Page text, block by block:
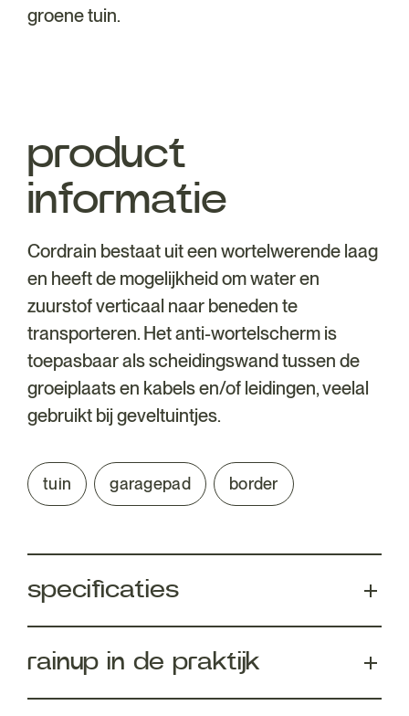
groene tuin.
product
informatie
Cordrain bestaat uit een wortelwerende laag
en heeft de mogelijkheid om water en
zuurstof verticaal naar beneden te
transporteren. Het anti-wortelscherm is
toepasbaar als scheidingswand tussen de
groeiplaats en kabels en/of leidingen, veelal
gebruikt bij geveltuintjes.
tuin garagepad border
specificaties
rainup in de praktijk